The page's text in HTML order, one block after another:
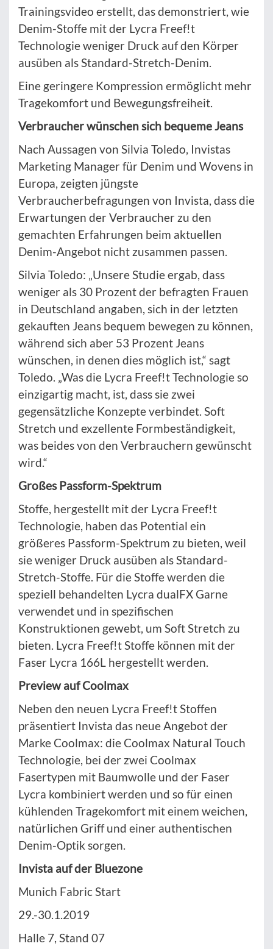
Trainingsvideo erstellt, das demonstriert, wie
Denim-Stoffe mit der Lycra Freef!t
Technologie weniger Druck auf den Körper
ausüben als Standard-Stretch-Denim.
Eine geringere Kompression ermöglicht mehr
Tragekomfort und Bewegungsfreiheit.
Verbraucher wünschen sich bequeme Jeans
Nach Aussagen von Silvia Toledo, Invistas
Marketing Manager für Denim und Wovens in
Europa, zeigten jüngste
Verbraucherbefragungen von Invista, dass die
Erwartungen der Verbraucher zu den
gemachten Erfahrungen beim aktuellen
Denim-Angebot nicht zusammen passen.
Silvia Toledo: „Unsere Studie ergab, dass
weniger als 30 Prozent der befragten Frauen
in Deutschland angaben, sich in der letzten
gekauften Jeans bequem bewegen zu können,
während sich aber 53 Prozent Jeans
wünschen, in denen dies möglich ist,“ sagt
Toledo. „Was die Lycra Freef!t Technologie so
einzigartig macht, ist, dass sie zwei
gegensätzliche Konzepte verbindet. Soft
Stretch und exzellente Formbeständigkeit,
was beides von den Verbrauchern gewünscht
wird.“
Großes Passform-Spektrum
Stoffe, hergestellt mit der Lycra Freef!t
Technologie, haben das Potential ein
größeres Passform-Spektrum zu bieten, weil
sie weniger Druck ausüben als Standard-
Stretch-Stoffe. Für die Stoffe werden die
speziell behandelten Lycra dualFX Garne
verwendet und in spezifischen
Konstruktionen gewebt, um Soft Stretch zu
bieten. Lycra Freef!t Stoffe können mit der
Faser Lycra 166L hergestellt werden.
Preview auf Coolmax
Neben den neuen Lycra Freef!t Stoffen
präsentiert Invista das neue Angebot der
Marke Coolmax: die Coolmax Natural Touch
Technologie, bei der zwei Coolmax
Fasertypen mit Baumwolle und der Faser
Lycra kombiniert werden und so für einen
kühlenden Tragekomfort mit einem weichen,
natürlichen Griff und einer authentischen
Denim-Optik sorgen.
Invista auf der Bluezone
Munich Fabric Start
29.-30.1.2019
Halle 7, Stand 07